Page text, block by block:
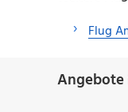
Flug
Angebote